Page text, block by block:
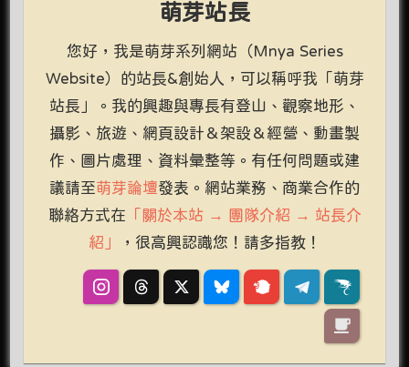
萌芽站長
您好，我是萌芽系列網站（Mnya Series
Website）的站長&創始人，可以稱呼我「萌芽
站長」。我的興趣與專長有登山、觀察地形、
攝影、旅遊、網頁設計＆架設＆經營、動畫製
作、圖片處理、資料彙整等。有任何問題或建
議請至萌芽論壇發表。網站業務、商業合作的
聯絡方式在 「關於本站 → 團隊介紹 → 站長介
紹」
，很高興認識您！請多指教！